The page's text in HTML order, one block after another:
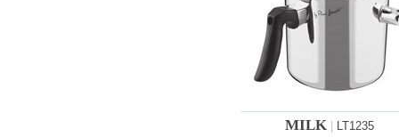
MILK LT1235